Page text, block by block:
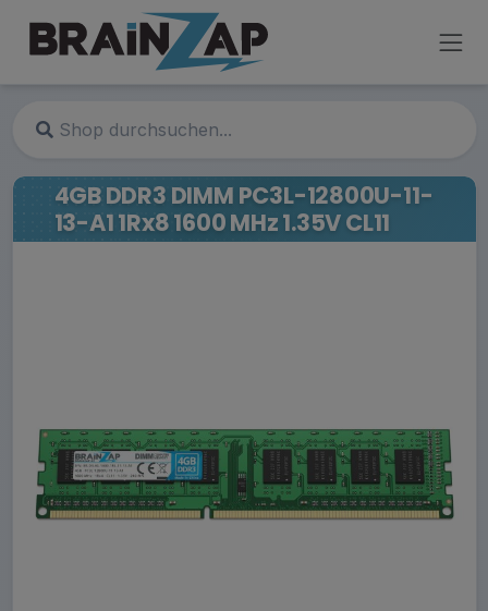
4GB DDR3 DIMM PC3L-12800U-11-
13-A1 1Rx8 1600 MHz 1.35V CL11